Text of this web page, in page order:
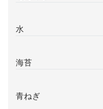
水
海苔
青ねぎ